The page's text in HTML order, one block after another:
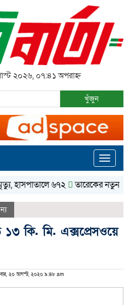
২০২৬, ০৭:৪১ অপরাহ্ন
খুঁজুন
Toggle
৬৭২ তারেকের নতুন
১৩ কি. মি. এক্সপ্রেসওয়ে
২০ আগস্ট, ২০২০ ৯:৪৮ am